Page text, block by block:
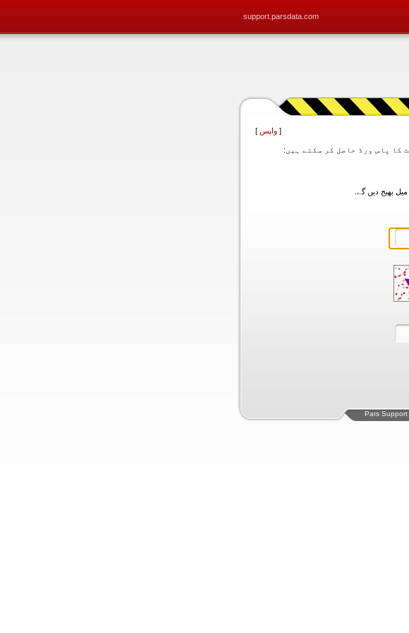
support.parsdata.com
[ واپس ]
Pars Support